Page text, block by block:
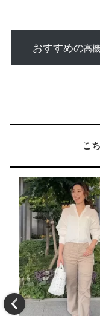
おすすめの高
こ